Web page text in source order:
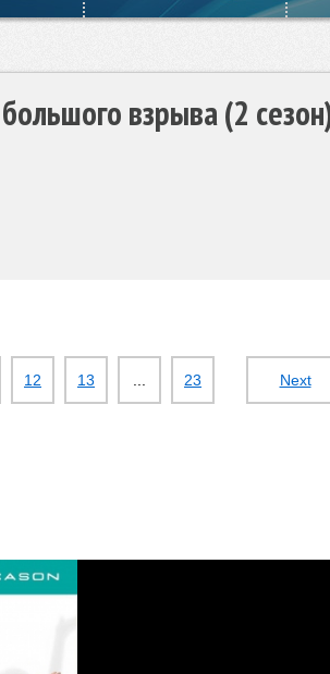
взрыва (2
12 13 23 Next